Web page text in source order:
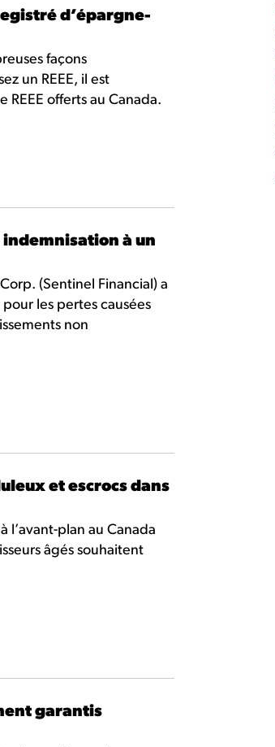
d’épargne-
façons
un REEE, il est
offerts au Canada.
à un
(Sentinel Financial) a
les pertes causées
non
et escrocs dans
l’avant-plan au Canada
âgés souhaitent
garantis